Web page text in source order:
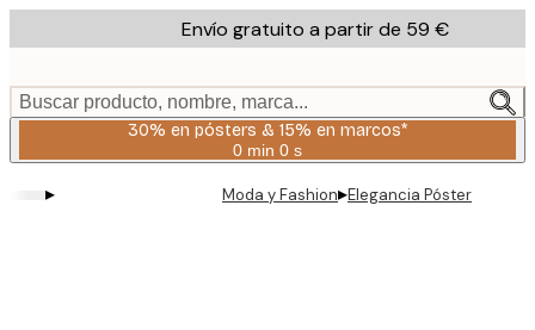
to
content.
Envío gratuito a partir de 59 €
Buscar producto, nombre, marca...
30% en pósters & 15% en marcos*
0 min 0 s
Válido
2026-
▸ Moda y Fashion▸Elegancia Póster